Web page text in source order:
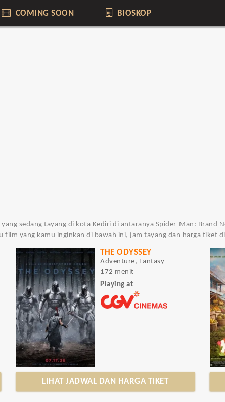
COMING SOON BIOSKOP
sedang tayang di kota Kediri di antaranya Spider-Man: Brand
film yang kamu inginkan di bawah ini, jam tayang dan harga tiket
THE ODYSSEY
Adventure, Fantasy
172 menit
Playing at
LIHAT JADWAL DAN HARGA TIKET